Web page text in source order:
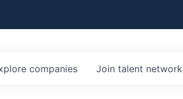
companies Join talent network